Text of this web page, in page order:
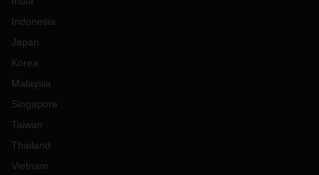
Indonesia
Japan
Korea
Malaysia
Singapore
Taiwan
Thailand
Vietnam